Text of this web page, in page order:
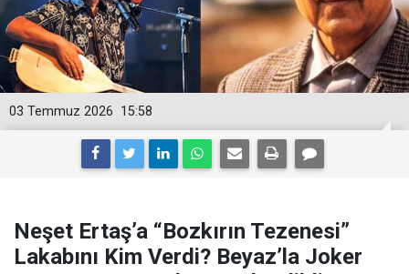
15:58
03 Temmuz 2026
Neşet Ertaş’a “Bozkırın Tezenesi”
Lakabını Kim Verdi? Beyaz’la Joker